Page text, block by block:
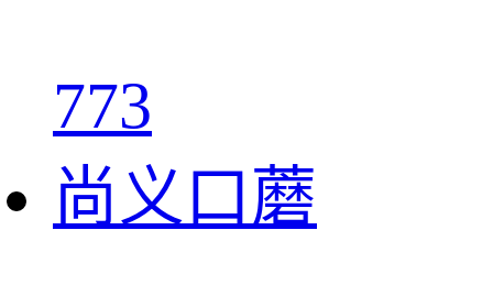
773
尚义口蘑